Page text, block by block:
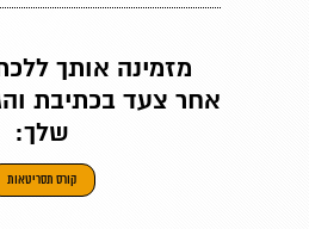
מזמינה אותך
אחר צעד בכתיבת
שלך:
קורס תסריטאות